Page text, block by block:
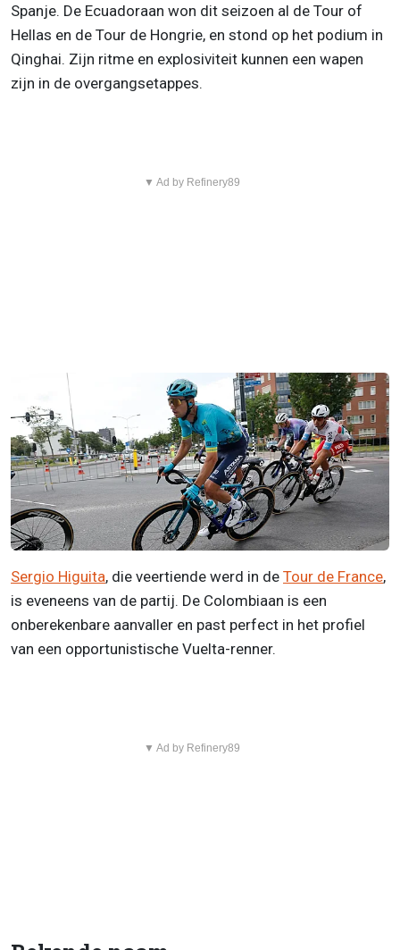
Spanje. De Ecuadoraan won dit seizoen al de Tour of
Hellas en de Tour de Hongrie, en stond op het podium in
Qinghai. Zijn ritme en explosiviteit kunnen een wapen
zijn in de overgangsetappes.
▼ Ad by Refinery89
Sergio Higuita, die veertiende werd in de Tour de France,
is eveneens van de partij. De Colombiaan is een
onberekenbare aanvaller en past perfect in het profiel
van een opportunistische Vuelta-renner.
▼ Ad by Refinery89